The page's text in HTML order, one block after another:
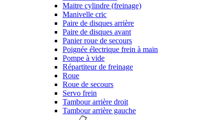
Maitre cylindre (freinage)
Manivelle cric
Paire de disques arrière
Paire de disques avant
Panier roue de secours
Poignée électrique frein à main
Pompe à vide
Répartiteur de freinage
Roue
Roue de secours
Servo frein
Tambour arrière droit
Tambour arrière gauche